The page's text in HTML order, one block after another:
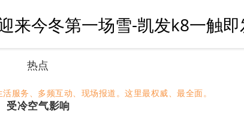
来今冬第一场雪-凯发k8一触即
热点
服务、多频互动、现场报道。这里最权威、最全面。
受冷空气影响